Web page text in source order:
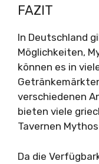
FAZIT
In Deutschland
Möglichkeiten,
können es in
verschiedenen
bieten viele
Tavernen
Da die